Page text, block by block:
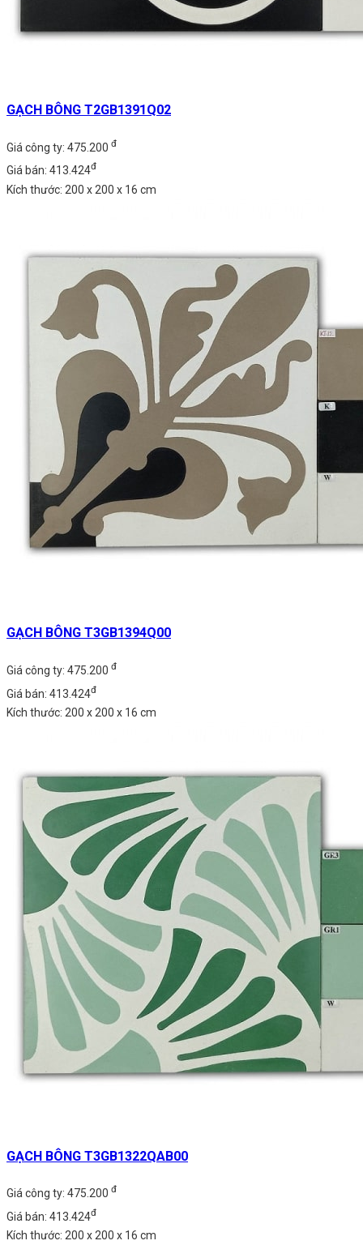
GẠCH BÔNG T2GB1391Q02
Giá công ty: 475.200 đ
Giá bán: 413.424đ
Kích thước: 200 x 200 x 16 cm
GẠCH BÔNG T3GB1394Q00
Giá công ty: 475.200 đ
Giá bán: 413.424đ
Kích thước: 200 x 200 x 16 cm
GẠCH BÔNG T3GB1322QAB00
Giá công ty: 475.200 đ
Giá bán: 413.424đ
Kích thước: 200 x 200 x 16 cm